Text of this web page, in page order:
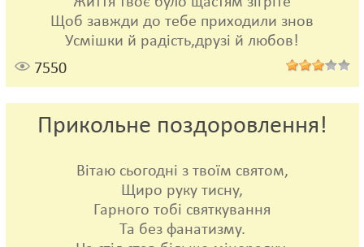
Щоб завжди до тебе приходили знов
Усмішки й радість,друзі й любов!
7550
Прикольне поздоровлення!
Вітаю сьогодні з твоїм святом,
Щиро руку тисну,
Гарного тобі святкування
Та без фанатизму.